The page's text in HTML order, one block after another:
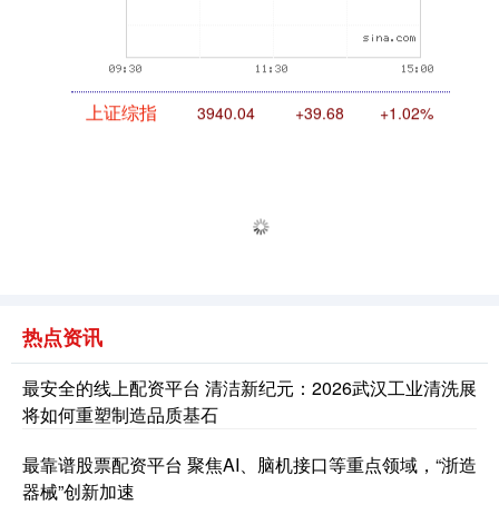
上证综指
深证成指 14311.01 +200.89 +1.42%
热点资讯
最安全的线上配资平台 清洁新纪元：2026武汉工业清洗展
将如何重塑制造品质基石
最靠谱股票配资平台 聚焦AI、脑机接口等重点领域，“浙造
器械”创新加速